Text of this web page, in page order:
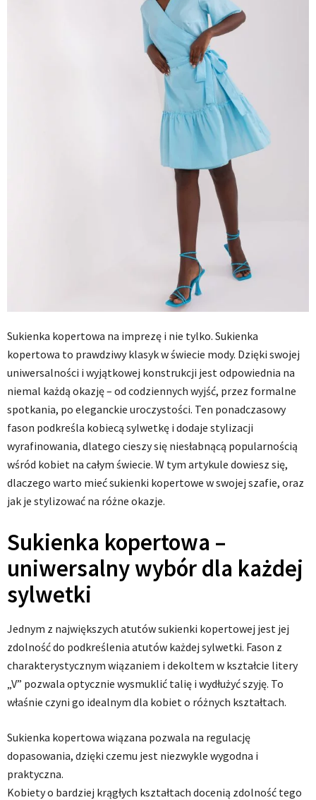
Sukienka kopertowa na imprezę i nie tylko. Sukienka
kopertowa to prawdziwy klasyk w świecie mody. Dzięki swojej
uniwersalności i wyjątkowej konstrukcji jest odpowiednia na
niemal każdą okazję – od codziennych wyjść, przez formalne
spotkania, po eleganckie uroczystości. Ten ponadczasowy
fason podkreśla kobiecą sylwetkę i dodaje stylizacji
wyrafinowania, dlatego cieszy się niesłabnącą popularnością
wśród kobiet na całym świecie. W tym artykule dowiesz się,
dlaczego warto mieć sukienki kopertowe w swojej szafie, oraz
jak je stylizować na różne okazje.
Sukienka kopertowa –
uniwersalny wybór dla każdej
sylwetki
Jednym z największych atutów sukienki kopertowej jest jej
zdolność do podkreślenia atutów każdej sylwetki. Fason z
charakterystycznym wiązaniem i dekoltem w kształcie litery
„V” pozwala optycznie wysmuklić talię i wydłużyć szyję. To
właśnie czyni go idealnym dla kobiet o różnych kształtach.
Sukienka kopertowa wiązana pozwala na regulację
dopasowania, dzięki czemu jest niezwykle wygodna i
praktyczna.
Kobiety o bardziej krągłych kształtach docenią zdolność tego